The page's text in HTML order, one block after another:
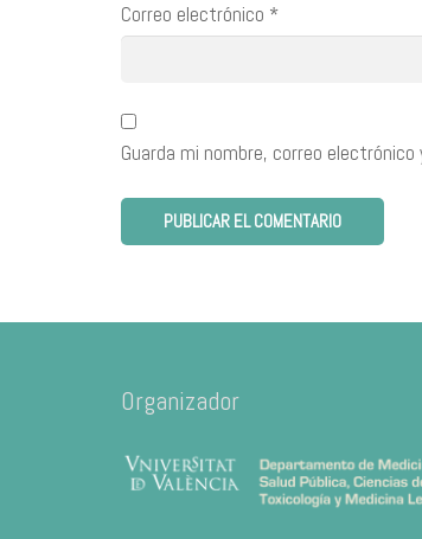
Correo electrónico *
Guarda mi nombre, correo
Organizador